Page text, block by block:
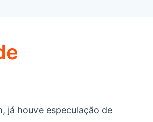
já houve especulação de